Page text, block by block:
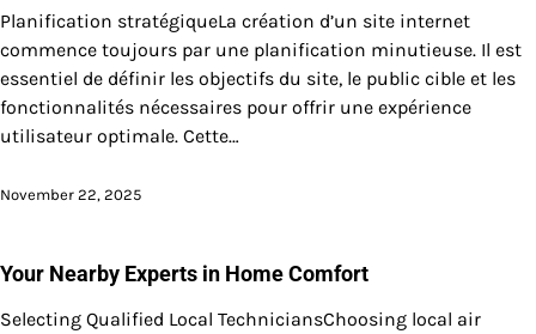
Planification stratégiqueLa création d’un site internet
commence toujours par une planification minutieuse. Il est
essentiel de définir les objectifs du site, le public cible et les
fonctionnalités nécessaires pour offrir une expérience
utilisateur optimale. Cette…
November 22, 2025
Your Nearby Experts in Home Comfort
Selecting Qualified Local TechniciansChoosing local air